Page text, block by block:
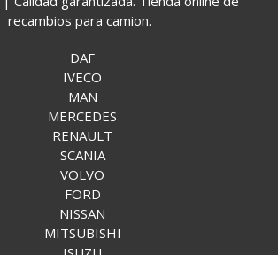
recambios para camion.
DAF
IVECO
MAN
MERCEDES
RENAULT
SCANIA
VOLVO
FORD
NISSAN
MITSUBISHI